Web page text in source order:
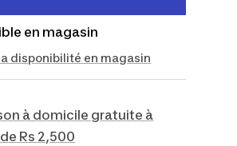
en magasin
disponibilité en magasin
à domicile gratuite à
Rs 2,500